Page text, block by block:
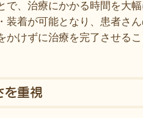
で、治療にかかる時間を大
装着が可能となり、患者さ
かけずに治療を完了させるこ
を重視